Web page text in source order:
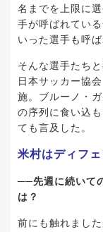
名までを上限に
手が呼ばれてい
いった選手も呼
そんな選手たち
日本サッカー協
施。ブルーノ・
の序列に食い込
ても言及した。
米村はディフ
──先週に続いて
は？
前にも触れまし